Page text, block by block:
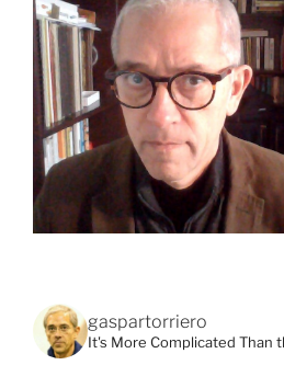
gaspartorriero
It's More Complicated Than